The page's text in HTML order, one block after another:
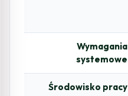
Wymagania
systemowe
Środowisko pracy